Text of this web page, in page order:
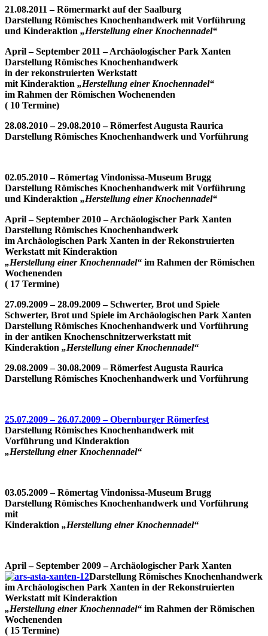
21.08.2011 – Römermarkt auf der Saalburg
Darstellung Römisches Knochenhandwerk mit Vorführung
und Kinderaktion „Herstellung einer Knochennadel“
April – September 2011 – Archäologischer Park Xanten
Darstellung Römisches Knochenhandwerk
in der rekonstruierten Werkstatt
mit Kinderaktion „Herstellung einer Knochennadel“
im Rahmen der Römischen Wochenenden
( 10 Termine)
28.08.2010 – 29.08.2010 – Römerfest Augusta Raurica
Darstellung Römisches Knochenhandwerk und Vorführung
02.05.2010 – Römertag Vindonissa-Museum Brugg
Darstellung Römisches Knochenhandwerk mit Vorführung
und Kinderaktion „Herstellung einer Knochennadel“
April – September 2010 –Archäologischer Park Xanten
Darstellung Römisches Knochenhandwerk
im Archäologischen Park Xanten in der Rekonstruierten
Werkstatt mit Kinderaktion
„Herstellung einer Knochennadel“ im Rahmen der Römischen
Wochenenden
( 17 Termine)
27.09.2009 – 28.09.2009 – Schwerter, Brot und Spiele
Schwerter, Brot und Spiele im Archäologischen Park Xanten
Darstellung Römisches Knochenhandwerk und Vorführung
in der antiken Knochenschnitzerwerkstatt mit
Kinderaktion „Herstellung einer Knochennadel“
29.08.2009 – 30.08.2009 – Römerfest Augusta Raurica
Darstellung Römisches Knochenhandwerk und Vorführung
25.07.2009 – 26.07.2009 – Obernburger Römerfest
Darstellung Römisches Knochenhandwerk mit
Vorführung und Kinderaktion
„Herstellung einer Knochennadel“
03.05.2009 – Römertag Vindonissa-Museum Brugg
Darstellung Römisches Knochenhandwerk und Vorführung
mit
Kinderaktion „Herstellung einer Knochennadel“
April – September 2009 – Archäologischer Park Xanten
Darstellung Römisches Knochenhandwerk
im Archäologischen Park Xanten in der Rekonstruierten
Werkstatt mit Kinderaktion
„Herstellung einer Knochennadel“ im Rahmen der Römischen
Wochenenden
( 15 Termine)